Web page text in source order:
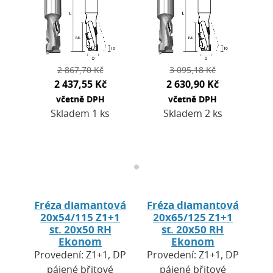
Použití: pro CNC
obráběcí centra a…
2 867,70 Kč
2 437,55 Kč
včetně DPH
Skladem 1 ks
Použití: pro CNC
obráběcí centra a…
3 095,18 Kč
2 630,90 Kč
včetně DPH
Skladem 2 ks
Fréza diamantová
20x54/115 Z1+1
st. 20x50 RH
Ekonom
Provedení: Z1+1, DP
pájené břitové
Fréza diamantová
20x65/125 Z1+1
st. 20x50 RH
Ekonom
Provedení: Z1+1, DP
pájené břitové